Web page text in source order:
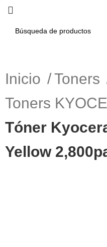
Inicio
Toners
Toners
Tóner
Yellow